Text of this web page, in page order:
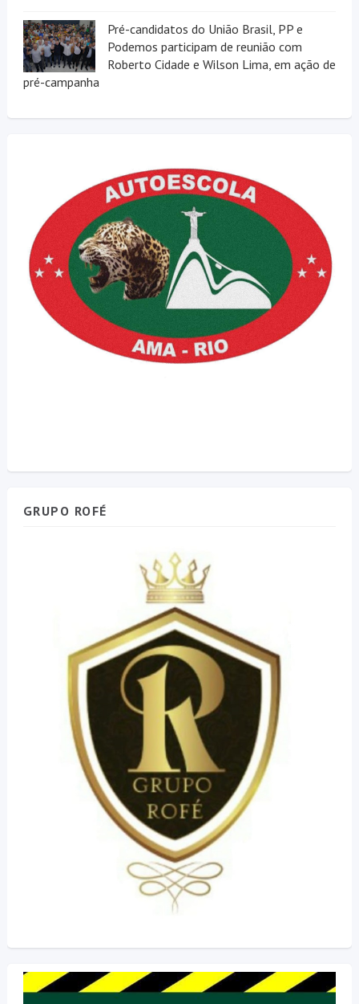
Pré-candidatos do União Brasil, PP e
Podemos participam de reunião com
Roberto Cidade e Wilson Lima, em ação de
pré-campanha
GRUPO ROFÉ